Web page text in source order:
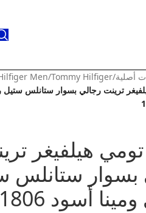
أصلية/
Tommy Hilfiger
/
Men
ترينت رجالي بسوار ستانلس ستيل
هيلفيغر
بسوار ستانلس
أسود 1791806